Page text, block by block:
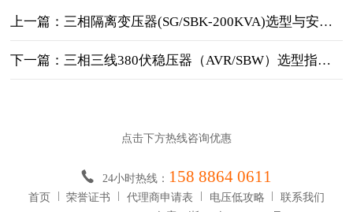
上一篇：三相隔离变压器(SG/SBK-200KVA)选型与安装维护指南
下一篇：三相三线380伏稳压器（AVR/SBW）选型指南_工业供电稳压设备
点击下方热线咨询优惠
24小时热线： 158 8864 0611
首页 荣誉证书 代理商申请表 电压低攻略
联系我们